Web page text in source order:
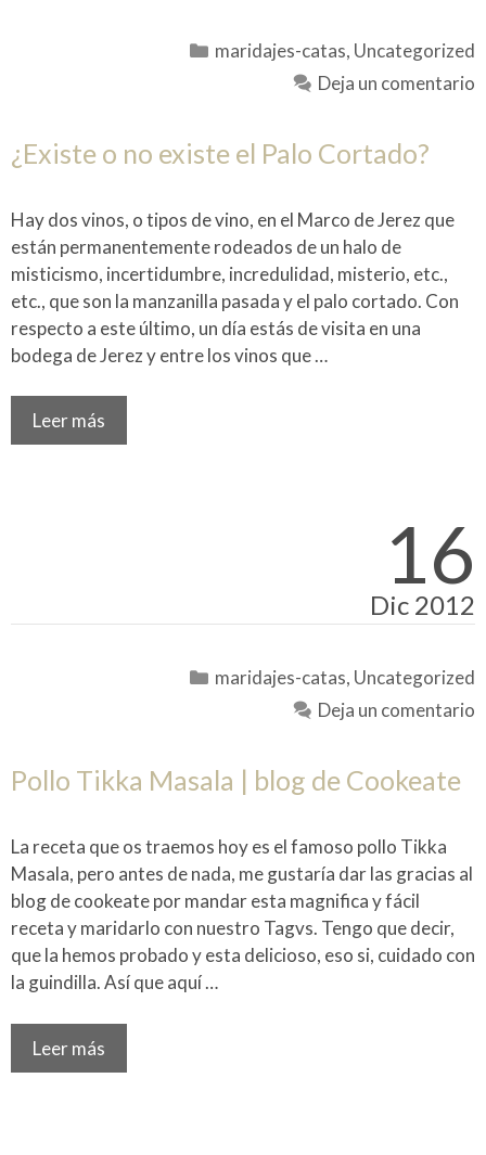
Categorías
maridajes-catas, Uncategorized
Deja un comentario
¿Existe o no existe el Palo Cortado?
Hay dos vinos, o tipos de vino, en el Marco de Jerez que
están permanentemente rodeados de un halo de
misticismo, incertidumbre, incredulidad, misterio, etc.,
etc., que son la manzanilla pasada y el palo cortado. Con
respecto a este último, un día estás de visita en una
bodega de Jerez y entre los vinos que …
Leer más
16
Dic 2012
Categorías
maridajes-catas, Uncategorized
Deja un comentario
Pollo Tikka Masala | blog de Cookeate
La receta que os traemos hoy es el famoso pollo Tikka
Masala, pero antes de nada, me gustaría dar las gracias al
blog de cookeate por mandar esta magnifica y fácil
receta y maridarlo con nuestro Tagvs. Tengo que decir,
que la hemos probado y esta delicioso, eso si, cuidado con
la guindilla. Así que aquí …
Leer más